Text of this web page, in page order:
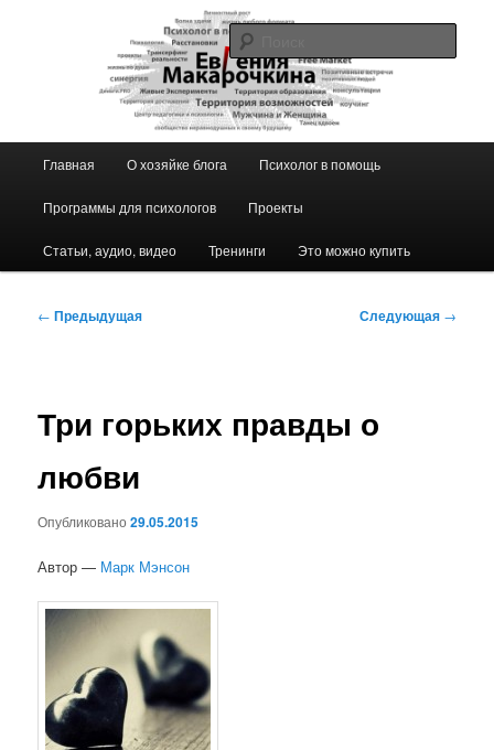
Блог ЕвГении Макарочкиной
Главная О хозяйке блога Психолог в помощь
Программы для психологов Проекты
Статьи, аудио, видео Тренинги Это можно купить
Навигация
← Предыдущая Следующая →
Три горьких правды о
любви
Опубликовано29.05.2015
Автор — Марк Мэнсон